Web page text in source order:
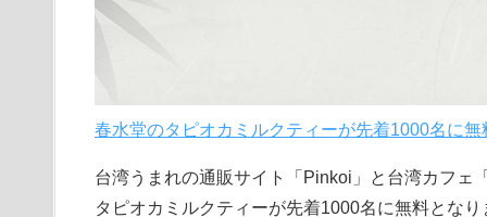
春水堂のタピオカミルクティーが先着1000名に
台湾うまれの通販サイト「Pinkoi」と台湾カフェ
タピオカミルクティーが先着1000名に無料となり